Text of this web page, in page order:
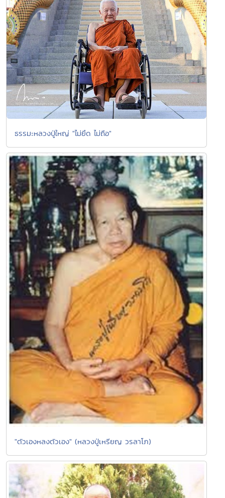
ธรรมะหลวงปู่ใหญ่ "ไม่ยึด ไม่ถือ"
"ตัวเองหลงตัวเอง" (หลวงปู่เหรียญ วรลาโภ)